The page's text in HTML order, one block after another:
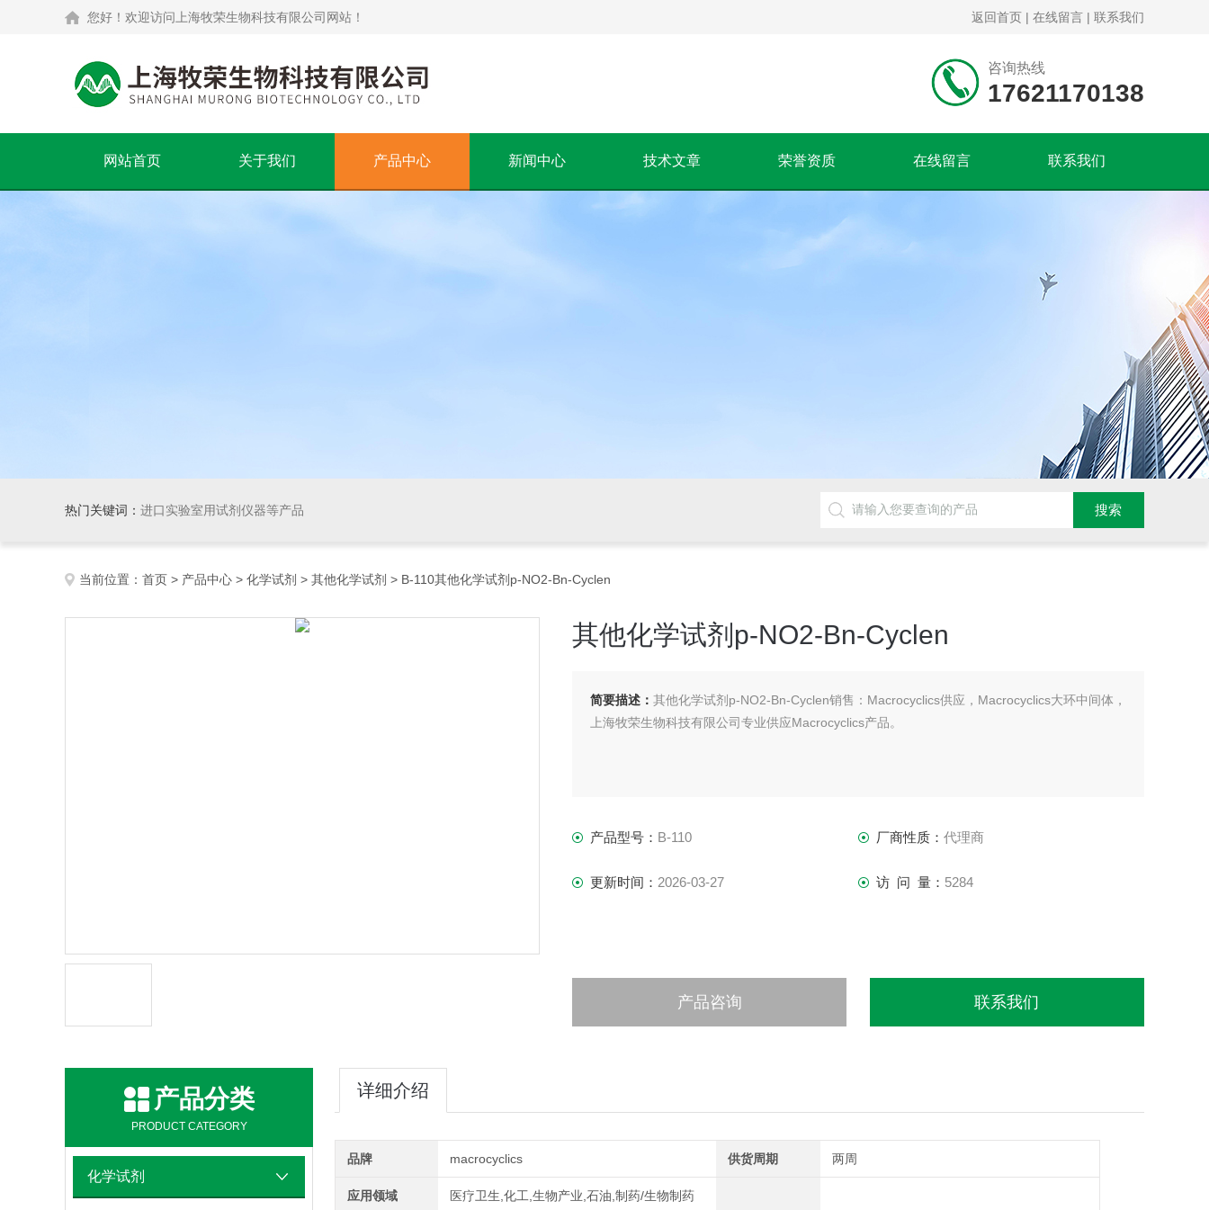
您好！欢迎访问上海牧荣生物科技有限公司网站！ 返回首页 | 在线留言 | 联系我们
咨询热线
17621170138
网站首页 关于我们 产品中心 新闻中心 技术文章 荣誉资质 在线留言 联系我们
热门关键词： 进口实验室用试剂仪器等产品
当前位置： 首页 > 产品中心 > 化学试剂 > 其他化学试剂 > B-110其他化学试剂p-NO2-Bn-Cyclen
其他化学试剂p-NO2-Bn-Cyclen
简要描述： 其他化学试剂p-NO2-Bn-Cyclen销售：Macrocyclics供应，Macrocyclics大环中间体，
上海牧荣生物科技有限公司专业供应Macrocyclics产品。
产品型号： B-110 厂商性质： 代理商
更新时间： 2026-03-27 访 问 量： 5284
产品咨询 联系我们
产品分类
PRODUCT CATEGORY
化学试剂
详细介绍
品牌 macrocyclics 供货周期 两周
应用领域 医疗卫生,化工,生物产业,石油,制药/生物制药